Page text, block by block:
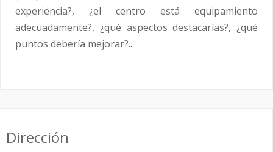
experiencia?, ¿el centro está equipamiento
adecuadamente?, ¿qué aspectos destacarías?, ¿qué
puntos debería mejorar?...
Dirección